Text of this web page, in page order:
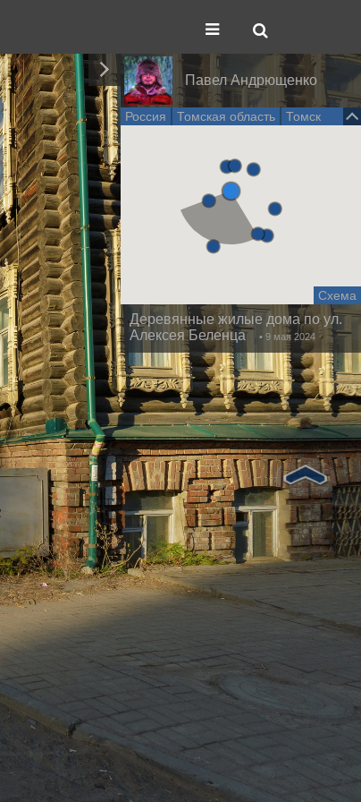
Павел Андрющенко
Россия Томская область Томск
Схема
Деревянные жилые дома по ул.
Алексея Беленца• 9 мая 2024